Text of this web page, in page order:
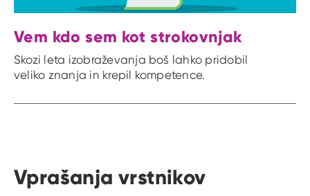
Vem kdo sem kot strokovnjak
Skozi leta izobraževanja boš lahko pridobil
veliko znanja in krepil kompetence.
Vprašanja vrstnikov